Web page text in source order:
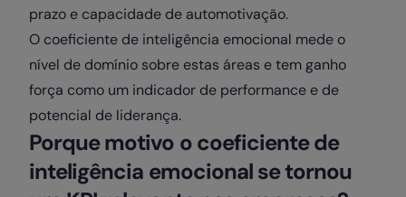
prazo e capacidade de automotivação.
O coeficiente de inteligência emocional mede o
nível de domínio sobre estas áreas e tem ganho
força como um indicador de performance e de
potencial de liderança.
Porque motivo o coeficiente de
inteligência emocional se tornou